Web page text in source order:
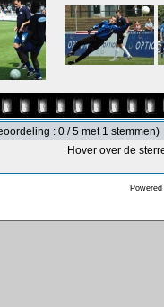
: 0 / 5 met 1 stemmen)
Hover over de